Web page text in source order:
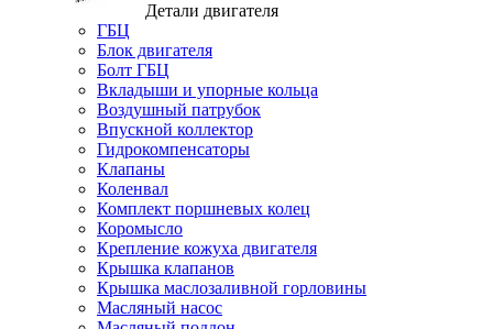
Детали двигателя
ГБЦ
Блок двигателя
Болт ГБЦ
Вкладыши и упорные кольца
Воздушный патрубок
Впускной коллектор
Гидрокомпенсаторы
Клапаны
Коленвал
Комплект поршневых колец
Коромысло
Крепление кожуха двигателя
Крышка клапанов
Крышка маслозаливной горловины
Масляный насос